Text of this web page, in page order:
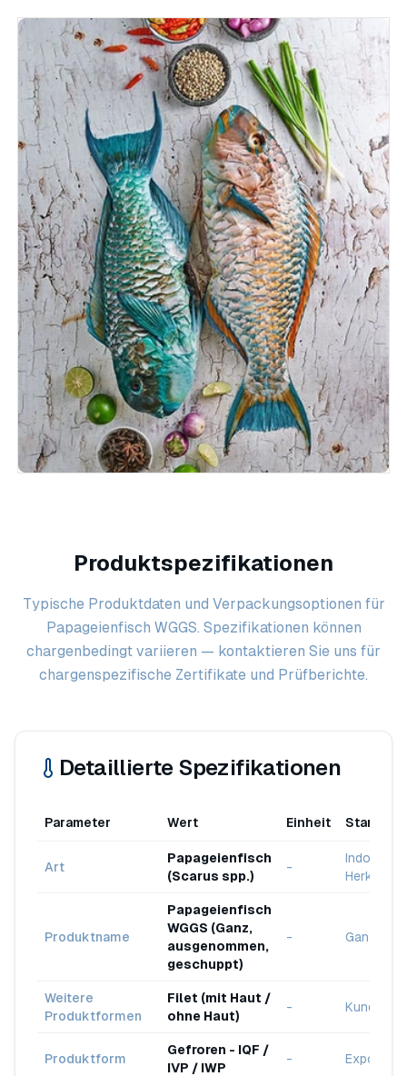
Produktspezifikationen
Typische Produktdaten und Verpackungsoptionen für
Papageienfisch WGGS. Spezifikationen können
chargenbedingt variieren — kontaktieren Sie uns für
chargenspezifische Zertifikate und Prüfberichte.
Detaillierte Spezifikationen
Parameter Wert Einheit Standard
Art
Papageienfisch
(Scarus spp.)
-
Herkunft
Produktname
Papageienfisch
WGGS (Ganz,
ausgenommen,
geschuppt)
- Ganzes
Weitere
Produktformen
Filet (mit Haut /
ohne Haut)
-
Produktform
Gefroren - IQF /
IVP / IWP
-